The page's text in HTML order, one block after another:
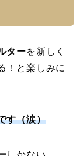
ターを新しく
！と楽しみに
す（涙）